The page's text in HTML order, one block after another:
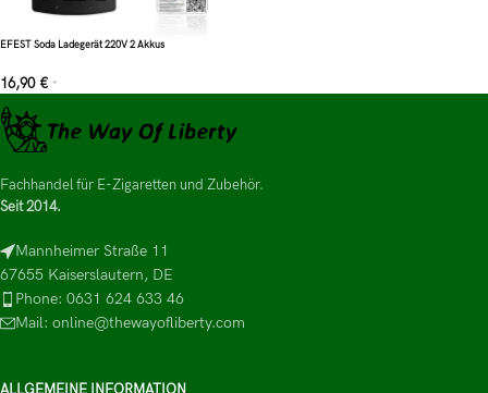
EFEST Soda Ladegerät 220V 2 Akkus
16,90 € *
Fachhandel für E-Zigaretten und Zubehör.
Seit 2014.
Mannheimer Straße 11
67655 Kaiserslautern, DE
Phone: 0631 624 633 46
Mail: online@thewayofliberty.com